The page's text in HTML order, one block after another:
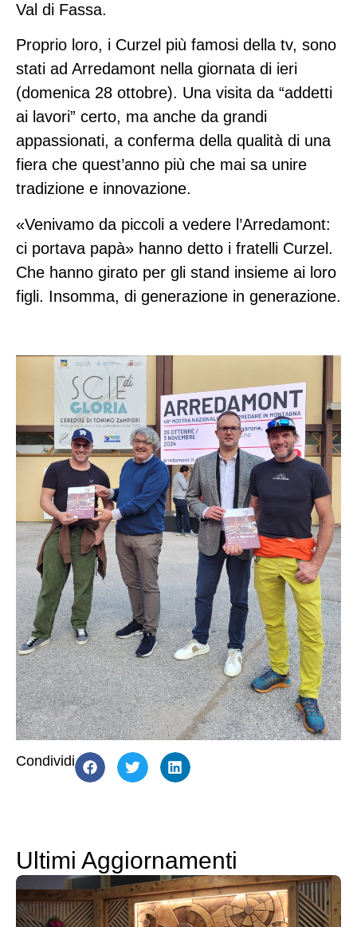
Val di Fassa.
Proprio loro, i Curzel più famosi della tv, sono
stati ad Arredamont nella giornata di ieri
(domenica 28 ottobre). Una visita da “addetti
ai lavori” certo, ma anche da grandi
appassionati, a conferma della qualità di una
fiera che quest’anno più che mai sa unire
tradizione e innovazione.
«Venivamo da piccoli a vedere l’Arredamont:
ci portava papà» hanno detto i fratelli Curzel.
Che hanno girato per gli stand insieme ai loro
figli. Insomma, di generazione in generazione.
Condividi
Ultimi Aggiornamenti